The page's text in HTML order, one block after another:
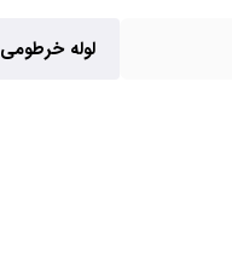
لوله خرطومی